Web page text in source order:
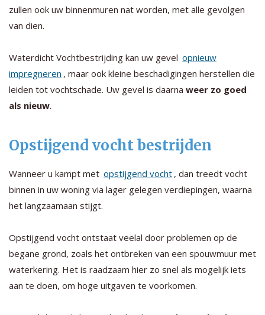
zullen ook uw binnenmuren nat worden, met alle gevolgen
van dien.
Waterdicht Vochtbestrijding kan uw gevel opnieuw
impregneren , maar ook kleine beschadigingen herstellen die
leiden tot vochtschade. Uw gevel is daarna weer zo goed
als nieuw.
Opstijgend vocht bestrijden
Wanneer u kampt met opstijgend vocht , dan treedt vocht
binnen in uw woning via lager gelegen verdiepingen, waarna
het langzaamaan stijgt.
Opstijgend vocht ontstaat veelal door problemen op de
begane grond, zoals het ontbreken van een spouwmuur met
waterkering. Het is raadzaam hier zo snel als mogelijk iets
aan te doen, om hoge uitgaven te voorkomen.